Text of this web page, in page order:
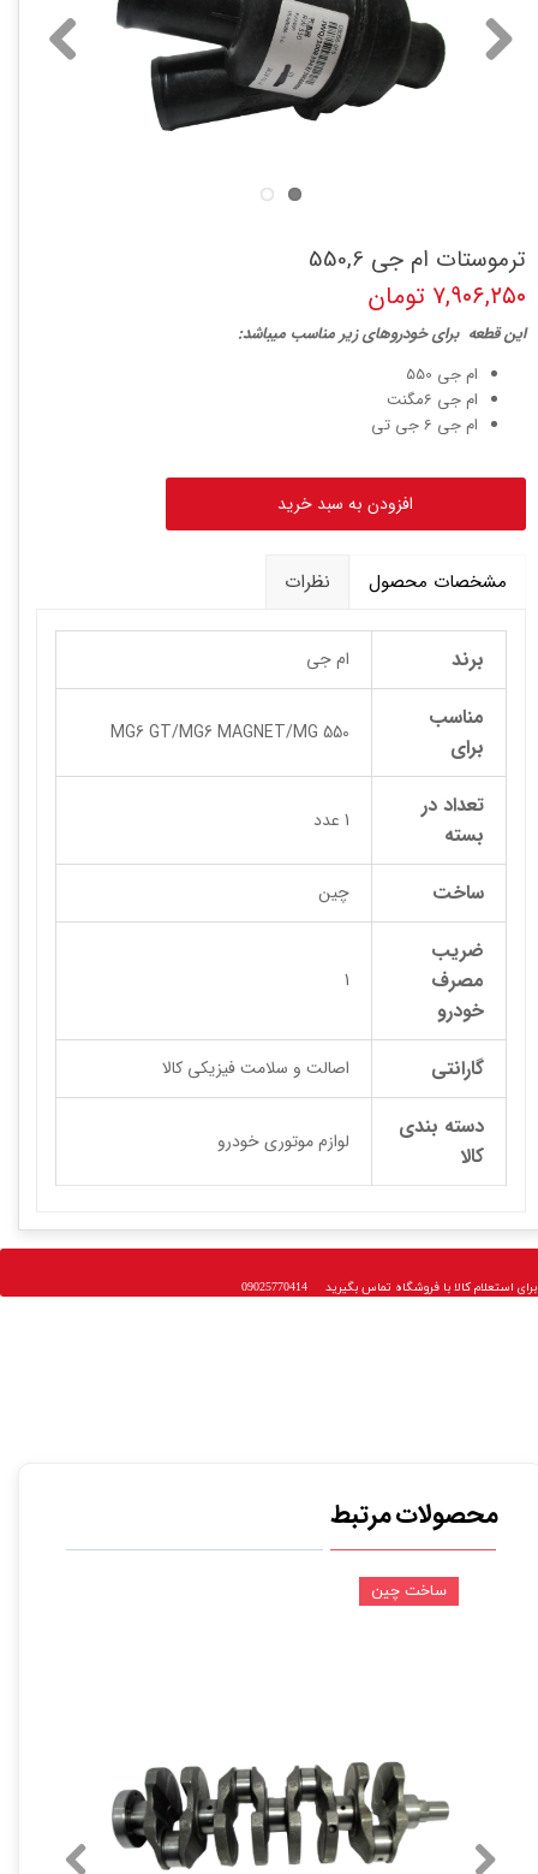
ترموستات ام جی 550,6
۷,۹۰۶,۲۵۰ تومان
این قطعه برای خودروهای زیر مناسب میباشد:
ام جی 550
ام جی 6مگنت
ام جی 6 جی تی
افزودن به سبد خرید
مشخصات محصول نظرات
برند ام جی
مناسب
برای
MG6 GT/MG6 MAGNET/MG 550
تعداد در
بسته
1 عدد
ساخت چین
ضریب
مصرف
خودرو
1
گارانتی اصالت و سلامت فیزیکی کالا
دسته بندی
کالا
لوازم موتوری خودرو
استعلام کالا با فروشگاه تماس بگیرید 09025770414
محصولات مرتبط
ساخت چین